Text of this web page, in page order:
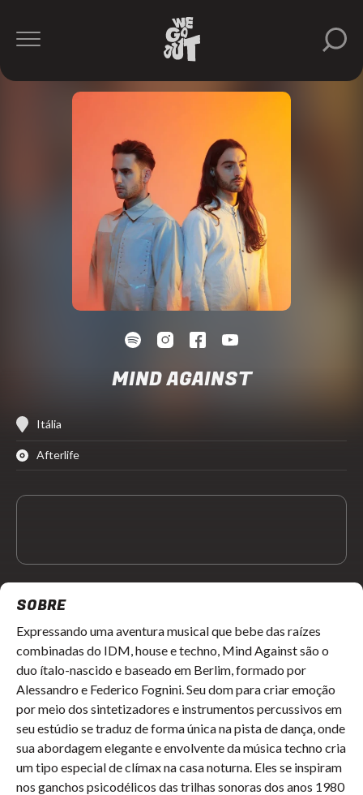
MIND AGAINST
Itália
Afterlife
SOBRE
Expressando uma aventura musical que bebe das raízes
combinadas do IDM, house e techno, Mind Against são o
duo ítalo-nascido e baseado em Berlim, formado por
Alessandro e Federico Fognini. Seu dom para criar emoção
por meio dos sintetizadores e instrumentos percussivos em
seu estúdio se traduz de forma única na pista de dança, onde
sua abordagem elegante e envolvente da música techno cria
um tipo especial de clímax na casa noturna. Eles se inspiram
nos ganchos psicodélicos das trilhas sonoras dos anos 1980